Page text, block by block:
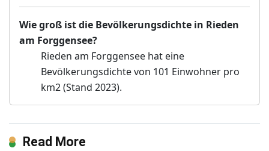
Wie groß ist die Bevölkerungsdichte in Rieden
am Forggensee?
Rieden am Forggensee hat eine
Bevölkerungsdichte von 101 Einwohner pro
km2 (Stand 2023).
Read More